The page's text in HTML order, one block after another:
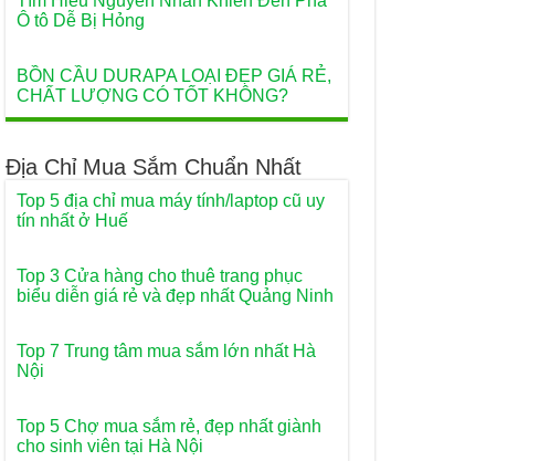
Ô tô Dễ Bị Hỏng
BỒN CẦU DURAPA LOẠI ĐẸP GIÁ RẺ,
CHẤT LƯỢNG CÓ TỐT KHÔNG?
Địa Chỉ Mua Sắm Chuẩn Nhất
Top 5 địa chỉ mua máy tính/laptop cũ uy
tín nhất ở Huế
Top 3 Cửa hàng cho thuê trang phục
biểu diễn giá rẻ và đẹp nhất Quảng Ninh
Top 7 Trung tâm mua sắm lớn nhất Hà
Nội
Top 5 Chợ mua sắm rẻ, đẹp nhất giành
cho sinh viên tại Hà Nội